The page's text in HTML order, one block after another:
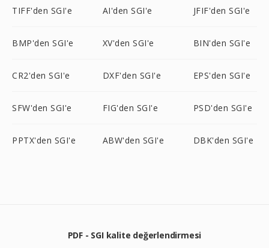
TIFF'den SGI'e AI'den SGI'e JFIF'den SGI'e
BMP'den SGI'e XV'den SGI'e BIN'den SGI'e
CR2'den SGI'e DXF'den SGI'e EPS'den SGI'e
SFW'den SGI'e FIG'den SGI'e PSD'den SGI'e
PPTX'den SGI'e ABW'den SGI'e DBK'den SGI'e
PDF - SGI kalite değerlendirmesi